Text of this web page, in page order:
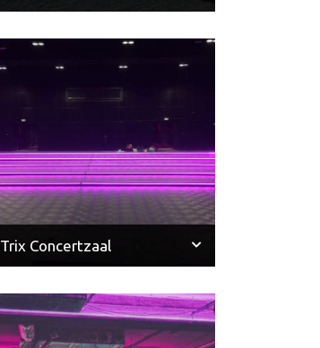
Trix Concertzaal